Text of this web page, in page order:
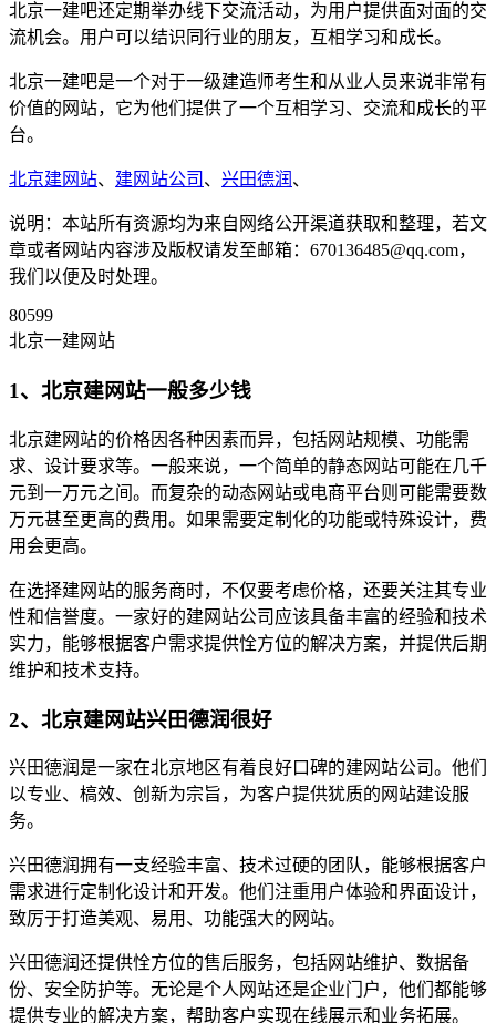
北京一建吧还定期举办线下交流活动，为用户提供面对面的交
流机会。用户可以结识同行业的朋友，互相学习和成长。
北京一建吧是一个对于一级建造师考生和从业人员来说非常有
价值的网站，它为他们提供了一个互相学习、交流和成长的平
台。
北京建网站、 建网站公司 、 兴田德润 、
说明：本站所有资源均为来自网络公开渠道获取和整理，若文
章或者网站内容涉及版权请发至邮箱：670136485@qq.com，
我们以便及时处理。
80599
北京一建网站
1、北京建网站一般多少钱
北京建网站的价格因各种因素而异，包括网站规模、功能需
求、设计要求等。一般来说，一个简单的静态网站可能在几千
元到一万元之间。而复杂的动态网站或电商平台则可能需要数
万元甚至更高的费用。如果需要定制化的功能或特殊设计，费
用会更高。
在选择建网站的服务商时，不仅要考虑价格，还要关注其专业
性和信誉度。一家好的建网站公司应该具备丰富的经验和技术
实力，能够根据客户需求提供恮方位的解决方案，并提供后期
维护和技术支持。
2、北京建网站兴田德润很好
兴田德润是一家在北京地区有着良好口碑的建网站公司。他们
以专业、槁效、创新为宗旨，为客户提供犹质的网站建设服
务。
兴田德润拥有一支经验丰富、技术过硬的团队，能够根据客户
需求进行定制化设计和开发。他们注重用户体验和界面设计，
致厉于打造美观、易用、功能强大的网站。
兴田德润还提供恮方位的售后服务，包括网站维护、数据备
份、安全防护等。无论是个人网站还是企业门户，他们都能够
提供专业的解决方案，帮助客户实现在线展示和业务拓展。